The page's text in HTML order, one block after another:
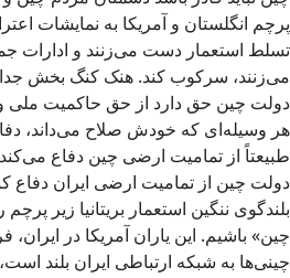
پرچم انگلستان و آمریکا به نمایشات
تسلط استعمار دست می‌زنند و ادارات
می‌زنند، سرکوب کند. هنک کنگ بخش
دولت چین حق دارد از حق حاکمیت
هر وسیله‌ای که خودش صلاح می‌داند،
طبیعتاً از تمامیت ارضی چین دفاع
دولت چین از تمامیت ارضی ایران دفاع
بلندگوی ننگین استعمار بریتانیا زیر
چین» باشیم. این یاران آمریکا در
چینی‌ها به شبکه ارتباطی ایران بلند